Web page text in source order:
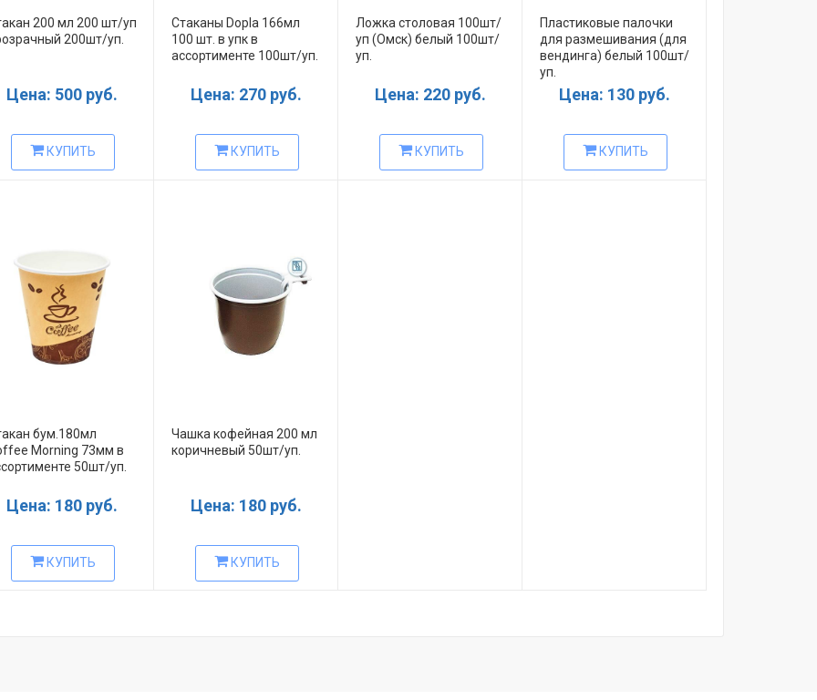
200 мл 200 шт/уп
200шт/уп.
Цена: 500 руб.
КУПИТЬ
Стаканы Dopla 166мл
100 шт. в упк в
ассортименте 100шт/уп.
Цена: 270 руб.
КУПИТЬ
Ложка столовая 100шт/
уп (Омск) белый 100шт/
уп.
Цена: 220 руб.
КУПИТЬ
Пластиковые палочки
для размешивания (для
вендинга) белый 100шт/
уп.
Цена: 130 руб.
КУПИТЬ
бум.180мл
Morning 73мм в
50шт/уп.
Цена: 180 руб.
КУПИТЬ
Чашка кофейная 200 мл
коричневый 50шт/уп.
Цена: 180 руб.
КУПИТЬ